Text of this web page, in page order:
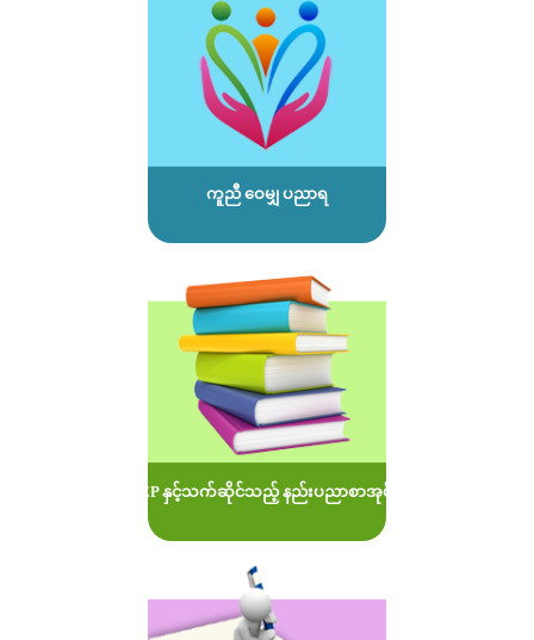
ကူညီ ဝေမျှ ပညာရ
MOEP နှင့်သက်ဆိုင်သည့် နည်းပညာစာအုပ်များ